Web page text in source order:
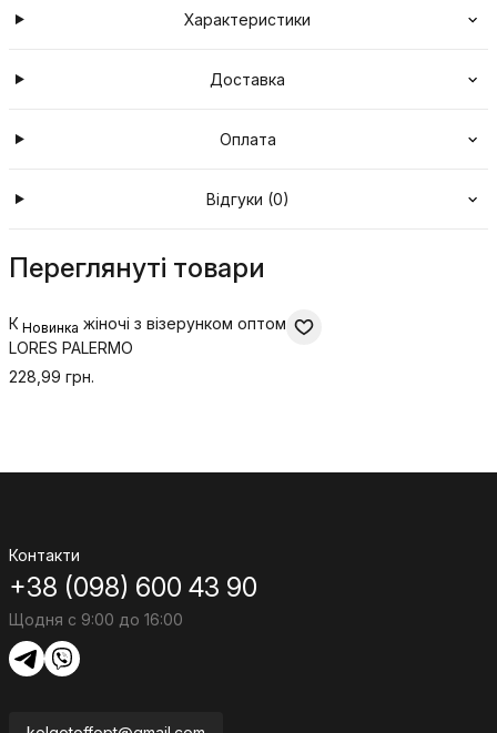
Характеристики
Доставка
Оплата
Відгуки (0)
Переглянуті товари
Новинка
Колготки жіночі з візерунком оптом
LORES PALERMO
228,99 грн.
Контакти
+38 (098) 600 43 90
Щодня с 9:00 до 16:00